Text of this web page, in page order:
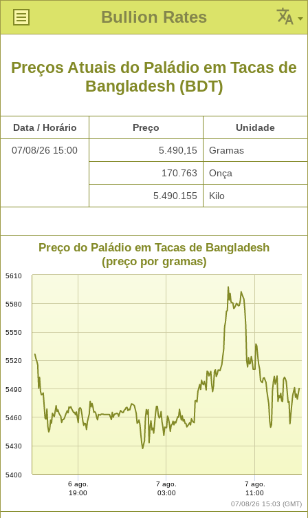
Bullion Rates
Preços Atuais do Paládio em Tacas de
Bangladesh (BDT)
Data / Horário Preço Unidade
07/08/26 15:00 5.490,15 Gramas
170.763 Onça
5.490.155 Kilo
07/08/26 15:03 (GMT)
Preço do Paládio em Tacas de Bangladesh
(preço por gramas)
5400
5430
5460
5490
5520
5550
5580
5610
6 ago.
19:00
7 ago.
03:00
7 ago.
11:00